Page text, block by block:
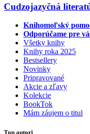
Cudzojazyčná
Knihomoľský
Odporúčame pre
Všetky knihy
Knihy roka 2025
Bestsellery
Novinky
Pripravované
Akcie a zľavy
Kolekcie
BookTok
Mám záujem o titul
Top autori